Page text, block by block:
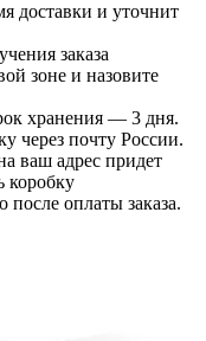
доставки и уточнит
заказа
зоне и назовите
хранения — 3 дня.
через почту России.
ваш адрес придет
коробку
после оплаты заказа.